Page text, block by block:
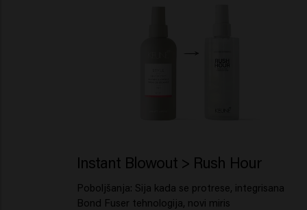
Instant Blowout > Rush Hour
Poboljšanja: Sija kada se protrese, integrisana
Bond Fuser tehnologija, novi miris